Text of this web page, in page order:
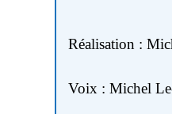
Réalisation :
Voix : Michel